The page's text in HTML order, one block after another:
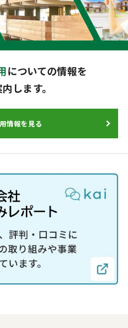
についての情報を
します。
情報を見る